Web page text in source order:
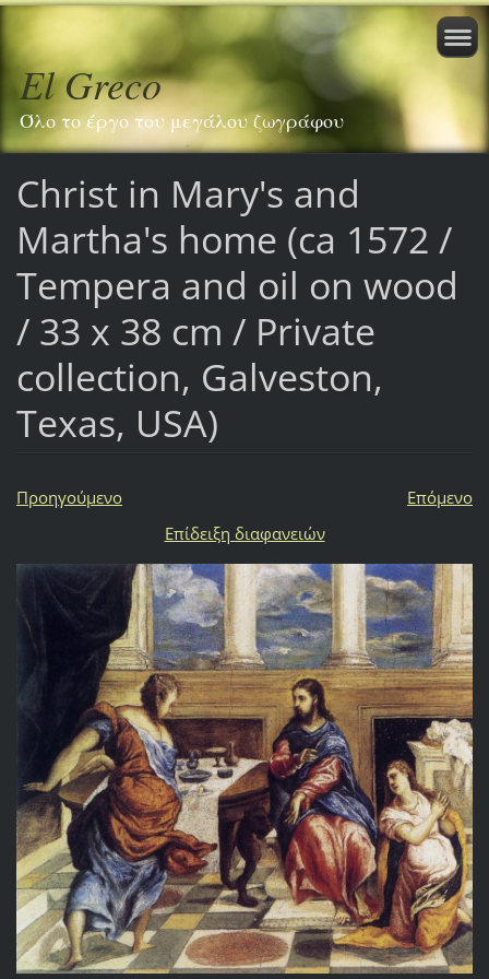
El Greco
Όλο το έργο του μεγάλου ζωγράφου
Christ in Mary's and
Martha's home (ca 1572 /
Tempera and oil on wood
/ 33 x 38 cm / Private
collection, Galveston,
Texas, USA)
Προηγούμενο
Επόμενο
Επίδειξη διαφανειών